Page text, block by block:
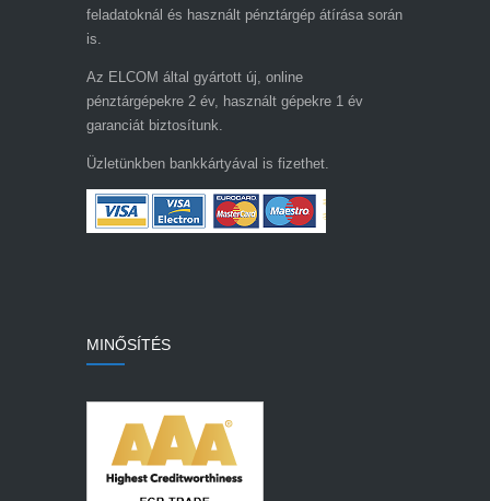
feladatoknál és használt pénztárgép átírása során
is.
Az ELCOM által gyártott új, online
pénztárgépekre 2 év, használt gépekre 1 év
garanciát biztosítunk.
Üzletünkben bankkártyával is fizethet.
MINŐSÍTÉS